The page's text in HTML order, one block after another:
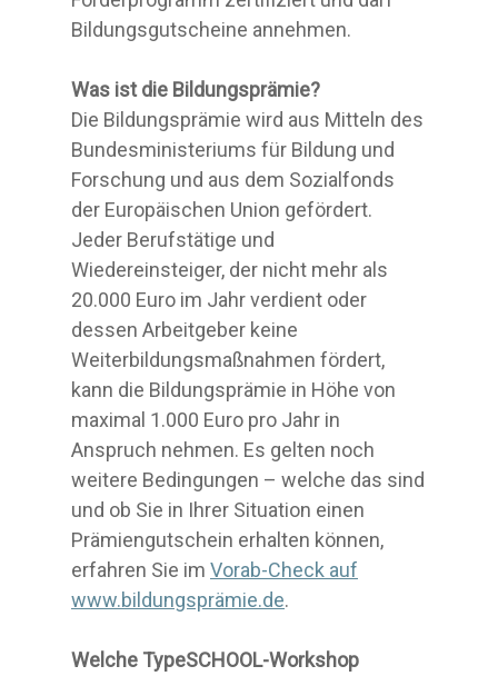
Bildungsgutscheine annehmen.
Was ist die Bildungsprämie?
Die Bildungsprämie wird aus Mitteln des
Bundesministeriums für Bildung und
Forschung und aus dem Sozialfonds
der Europäischen Union gefördert.
Jeder Berufstätige und
Wiedereinsteiger, der nicht mehr als
20.000 Euro im Jahr verdient oder
dessen Arbeitgeber keine
Weiterbildungsmaßnahmen fördert,
kann die Bildungsprämie in Höhe von
maximal 1.000 Euro pro Jahr in
Anspruch nehmen. Es gelten noch
weitere Bedingungen – welche das sind
und ob Sie in Ihrer Situation einen
Prämiengutschein erhalten können,
erfahren Sie im Vorab-Check auf
www.bildungsprämie.de.
Welche TypeSCHOOL-Workshop